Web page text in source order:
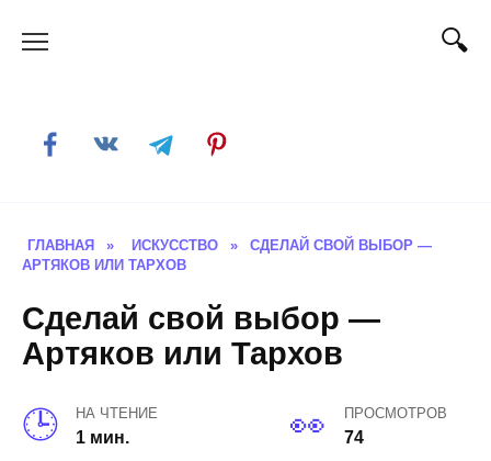
ГЛАВНАЯ » ИСКУССТВО »
СДЕЛАЙ СВОЙ ВЫБОР —
АРТЯКОВ ИЛИ ТАРХОВ
Сделай свой выбор —
Артяков или Тархов
НА ЧТЕНИЕ
1 мин.
ПРОСМОТРОВ
74